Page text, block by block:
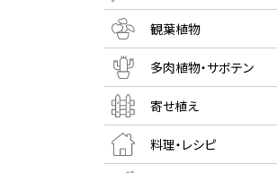
観葉植物
多肉植物・サボテン
寄せ植え
料理・レシピ